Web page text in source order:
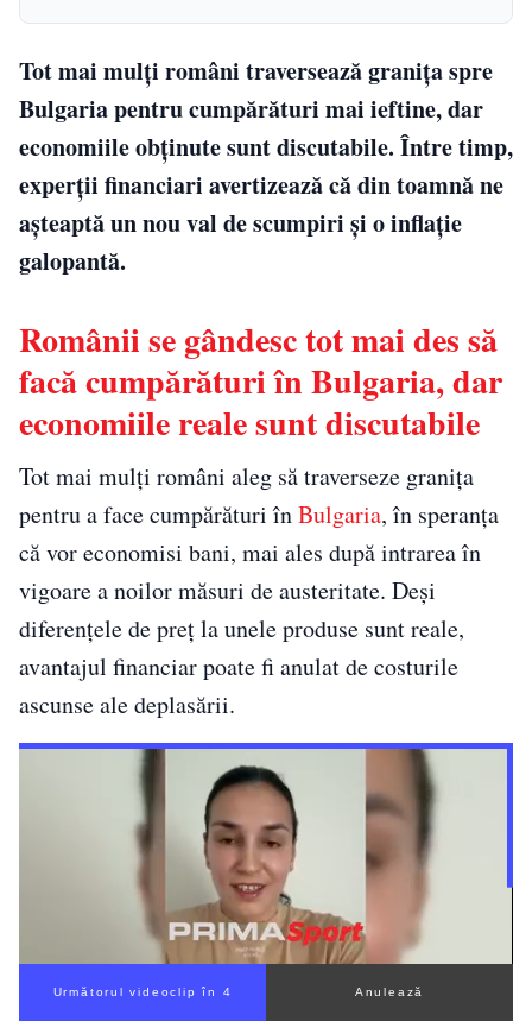
Tot mai mulți români traversează granița spre
Bulgaria pentru cumpărături mai ieftine, dar
economiile obținute sunt discutabile. Între timp,
experții financiari avertizează că din toamnă ne
așteaptă un nou val de scumpiri și o inflație
galopantă.
Românii se gândesc tot mai des să
facă cumpărături în Bulgaria, dar
economiile reale sunt discutabile
Tot mai mulți români aleg să traverseze granița
pentru a face cumpărături înBulgaria, în speranța
că vor economisi bani, mai ales după intrarea în
vigoare a noilor măsuri de austeritate. Deși
diferențele de preț la unele produse sunt reale,
avantajul financiar poate fi anulat de costurile
ascunse ale deplasării.
Următorul videoclip în 3 Anulează